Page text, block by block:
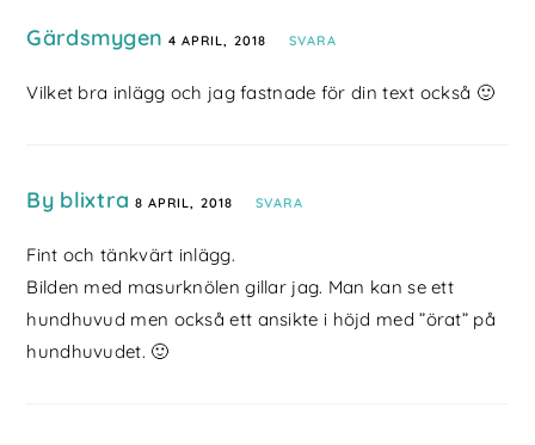
Gärdsmygen 4 APRIL, 2018 SVARA
Vilket bra inlägg och jag fastnade för din text också 🙂
By blixtra 8 APRIL, 2018 SVARA
Fint och tänkvärt inlägg.
Bilden med masurknölen gillar jag. Man kan se ett
hundhuvud men också ett ansikte i höjd med ”örat” på
hundhuvudet. 🙂